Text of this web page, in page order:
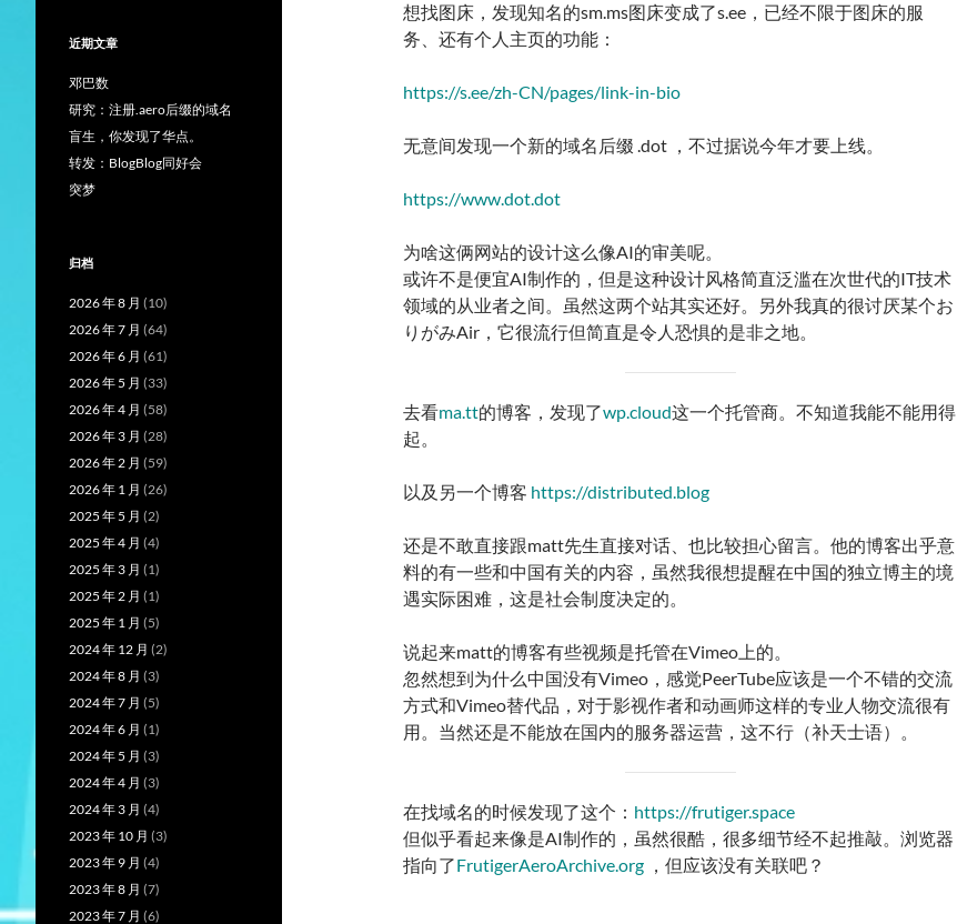
想找图床，发现知名的sm.ms图床变成了s.ee，已经不限于图床的服
务、还有个人主页的功能：
https://s.ee/zh-CN/pages/link-in-bio
无意间发现一个新的域名后缀 .dot ，不过据说今年才要上线。
https://www.dot.dot
为啥这俩网站的设计这么像AI的审美呢。
或许不是便宜AI制作的，但是这种设计风格简直泛滥在次世代的IT技术
领域的从业者之间。虽然这两个站其实还好。另外我真的很讨厌某个お
りがみAir，它很流行但简直是令人恐惧的是非之地。
去看ma.tt的博客，发现了wp.cloud这一个托管商。不知道我能不能用得
起。
以及另一个博客 https://distributed.blog
还是不敢直接跟matt先生直接对话、也比较担心留言。他的博客出乎意
料的有一些和中国有关的内容，虽然我很想提醒在中国的独立博主的境
遇实际困难，这是社会制度决定的。
说起来matt的博客有些视频是托管在Vimeo上的。
忽然想到为什么中国没有Vimeo，感觉PeerTube应该是一个不错的交流
方式和Vimeo替代品，对于影视作者和动画师这样的专业人物交流很有
用。当然还是不能放在国内的服务器运营，这不行（补天士语）。
在找域名的时候发现了这个： https://frutiger.space
但似乎看起来像是AI制作的，虽然很酷，很多细节经不起推敲。浏览器
指向了FrutigerAeroArchive.org ，但应该没有关联吧？
近期文章
邓巴数
研究：注册.aero后缀的域名
盲生，你发现了华点。
转发：BlogBlog同好会
突梦
归档
2026 年 8 月 (10)
2026 年 7 月 (64)
2026 年 6 月 (61)
2026 年 5 月 (33)
2026 年 4 月 (58)
2026 年 3 月 (28)
2026 年 2 月 (59)
2026 年 1 月 (26)
2025 年 5 月 (2)
2025 年 4 月 (4)
2025 年 3 月 (1)
2025 年 2 月 (1)
2025 年 1 月 (5)
2024 年 12 月 (2)
2024 年 8 月 (3)
2024 年 7 月 (5)
2024 年 6 月 (1)
2024 年 5 月 (3)
2024 年 4 月 (3)
2024 年 3 月 (4)
2023 年 10 月 (3)
2023 年 9 月 (4)
2023 年 8 月 (7)
2023 年 7 月 (6)